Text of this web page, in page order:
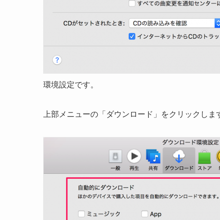
環境設定です。
上部メニューの「ダウンロード」をクリックしま